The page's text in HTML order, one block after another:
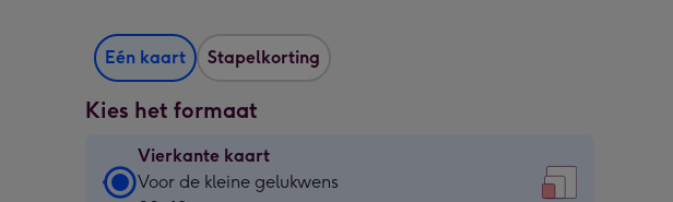
Eén kaart Stapelkorting
Kies het formaat
Vierkante kaart
Vierkante
Voor de kleine gelukwens